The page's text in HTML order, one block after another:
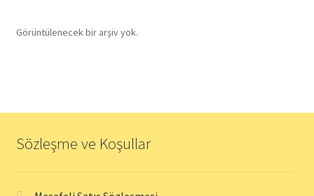
Görüntülenecek bir arşiv yok.
Sözleşme ve Koşullar